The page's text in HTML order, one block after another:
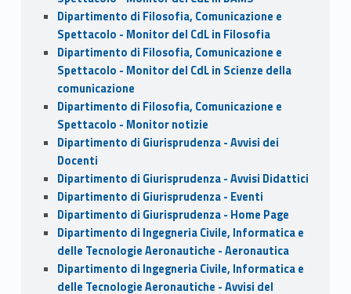
Dipartimento di Filosofia, Comunicazione e
Spettacolo - Monitor del CdL in Filosofia
Dipartimento di Filosofia, Comunicazione e
Spettacolo - Monitor del CdL in Scienze della
comunicazione
Dipartimento di Filosofia, Comunicazione e
Spettacolo - Monitor notizie
Dipartimento di Giurisprudenza - Avvisi dei
Docenti
Dipartimento di Giurisprudenza - Avvisi Didattici
Dipartimento di Giurisprudenza - Eventi
Dipartimento di Giurisprudenza - Home Page
Dipartimento di Ingegneria Civile, Informatica e
delle Tecnologie Aeronautiche - Aeronautica
Dipartimento di Ingegneria Civile, Informatica e
delle Tecnologie Aeronautiche - Avvisi del